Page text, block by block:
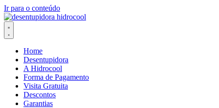
Ir para o conteúdo
Home
Desentupidora
A Hidrocool
Forma de Pagamento
Visita Gratuita
Descontos
Garantias